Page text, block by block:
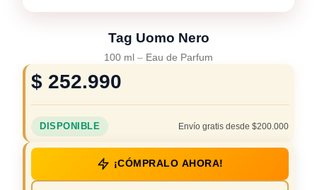
Tag Uomo Nero
100 ml – Eau de Parfum
$ 252.990
DISPONIBLE Envío gratis desde $200.000
¡CÓMPRALO AHORA!